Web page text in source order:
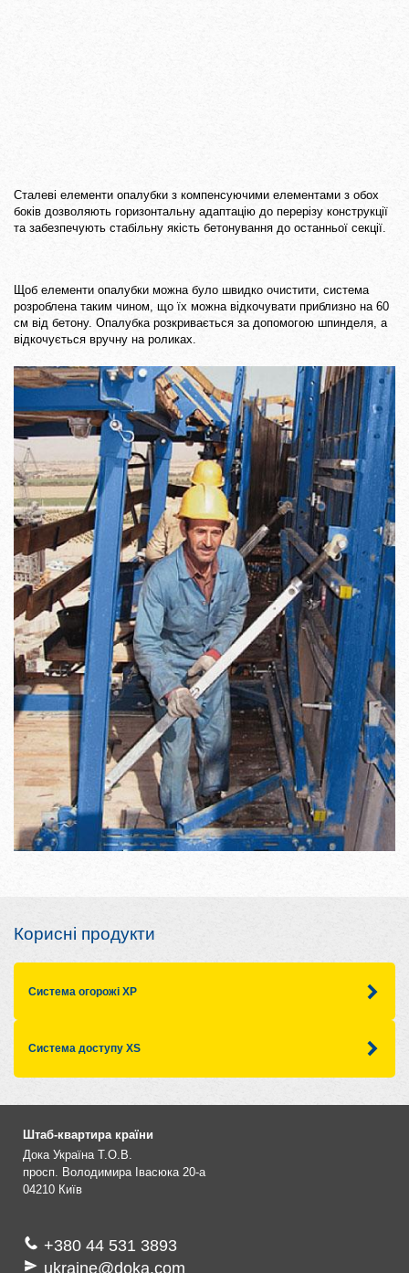
Сталеві елементи опалубки з компенсуючими елементами з обох
боків дозволяють горизонтальну адаптацію до перерізу конструкції
та забезпечують стабільну якість бетонування до останньої секції.
Щоб елементи опалубки можна було швидко очистити, система
розроблена таким чином, що їх можна відкочувати приблизно на 60
см від бетону. Опалубка розкривається за допомогою шпинделя, а
відкочується вручну на роликах.
Корисні продукти
Система огорожі XP
Система доступу XS
Штаб-квартира країни
Дока Україна Т.О.В.
просп. Володимира Івасюка 20-а
04210 Київ
+380 44 531 3893
ukraine@doka.com